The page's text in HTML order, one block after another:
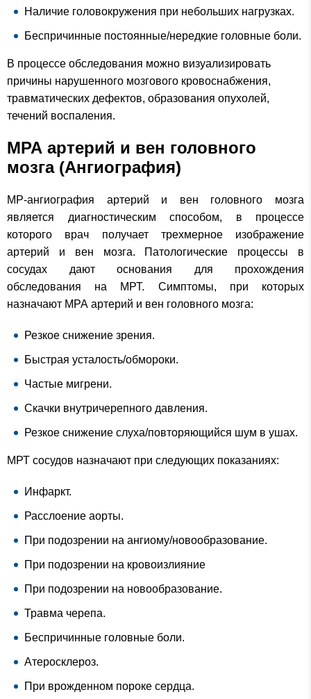
Наличие головокружения при небольших нагрузках.
Беспричинные постоянные/нередкие головные боли.
В процессе обследования можно визуализировать
причины нарушенного мозгового кровоснабжения,
травматических дефектов, образования опухолей,
течений воспаления.
МРА артерий и вен головного
мозга (Ангиография)
МР-ангиография артерий и вен головного мозга
является диагностическим способом, в процессе
которого врач получает трехмерное изображение
артерий и вен мозга. Патологические процессы в
сосудах дают основания для прохождения
обследования на МРТ. Симптомы, при которых
назначают МРА артерий и вен головного мозга:
Резкое снижение зрения.
Быстрая усталость/обмороки.
Частые мигрени.
Скачки внутричерепного давления.
Резкое снижение слуха/повторяющийся шум в ушах.
МРТ сосудов назначают при следующих показаниях:
Инфаркт.
Расслоение аорты.
При подозрении на ангиому/новообразование.
При подозрении на кровоизлияние
При подозрении на новообразование.
Травма черепа.
Беспричинные головные боли.
Атеросклероз.
При врожденном пороке сердца.